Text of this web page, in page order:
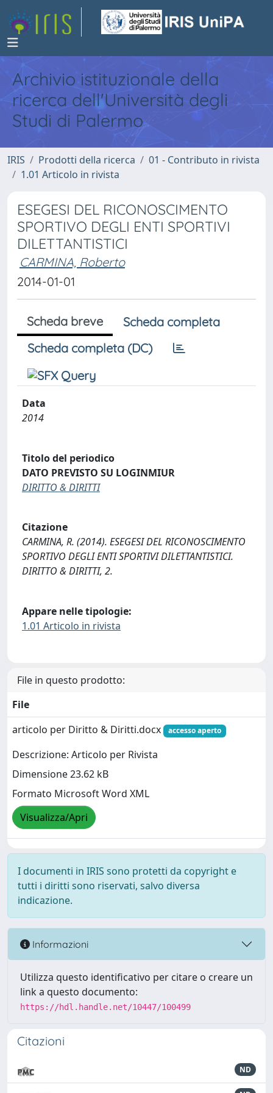
Archivio istituzionale della
ricerca dell'Università degli
Studi di Palermo
IRIS Prodotti della ricerca
01 - Contributo in rivista
1.01 Articolo in rivista
ESEGESI DEL RICONOSCIMENTO
SPORTIVO DEGLI ENTI SPORTIVI
DILETTANTISTICI
CARMINA, Roberto
2014-01-01
Scheda breve
Scheda completa
Scheda completa (DC)
Data
2014
Titolo del periodico
DATO PREVISTO SU LOGINMIUR
DIRITTO & DIRITTI
Citazione
CARMINA, R. (2014). ESEGESI DEL RICONOSCIMENTO
SPORTIVO DEGLI ENTI SPORTIVI DILETTANTISTICI.
DIRITTO & DIRITTI, 2.
Appare nelle tipologie:
1.01 Articolo in rivista
File in questo prodotto:
File
articolo per Diritto & Diritti.docx
accesso aperto
Descrizione: Articolo per Rivista
Dimensione 23.62 kB
Formato Microsoft Word XML
Visualizza/Apri
I documenti in IRIS sono protetti da copyright e
tutti i diritti sono riservati, salvo diversa
indicazione.
Informazioni
Utilizza questo identificativo per citare o creare un
link a questo documento:
https://hdl.handle.net/10447/100499
Citazioni
ND